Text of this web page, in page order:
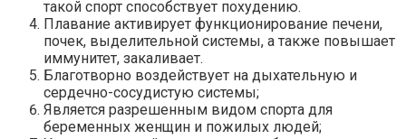
такой спорт способствует похудению.
Плавание активирует функционирование печени,
почек, выделительной системы, а также повышает
иммунитет, закаливает.
Благотворно воздействует на дыхательную и
сердечно-сосудистую системы;
Является разрешенным видом спорта для
беременных женщин и пожилых людей;